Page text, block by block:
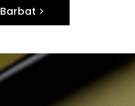
Barbat